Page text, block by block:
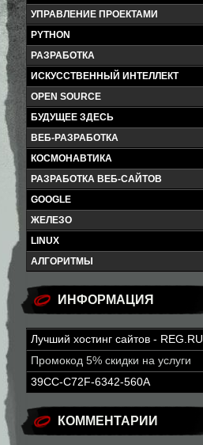
УПРАВЛЕНИЕ ПРОЕКТАМИ
PYTHON
РАЗРАБОТКА
ИСКУССТВЕННЫЙ ИНТЕЛЛЕКТ
OPEN SOURCE
БУДУЩЕЕ ЗДЕСЬ
ВЕБ-РАЗРАБОТКА
КОСМОНАВТИКА
РАЗРАБОТКА ВЕБ-САЙТОВ
GOOGLE
ЖЕЛЕЗО
LINUX
АЛГОРИТМЫ
ИНФОРМАЦИЯ
Лучший хостинг сайтов - REG.RU
Промокод 5% скидки на услуги
39CC-C72F-6342-560A
КОММЕНТАРИИ